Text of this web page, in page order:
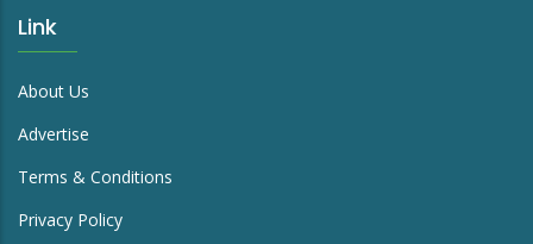
Link
About Us
Advertise
Terms & Conditions
Privacy Policy